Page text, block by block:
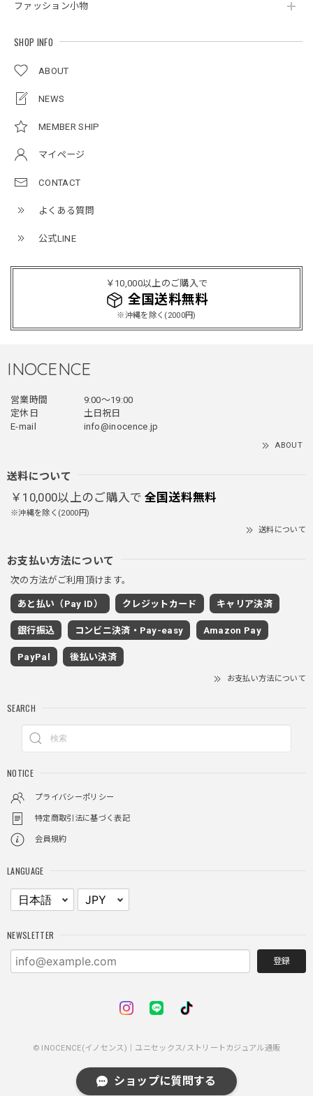
ファッション小物
SHOP INFO
ABOUT
NEWS
MEMBER SHIP
マイページ
CONTACT
よくある質問
公式LINE
￥10,000以上のご購入で
全国送料無料
※沖縄を除く(2000円)
ボタンアクセント ポロシャツ / Button Accent Polo Shirt
2025/12/24
レッドめちゃくちゃカッコイイし可愛いです！こういうのっ
てあまり他のお店で売ってないようなデザインだと思うので
買って良かったです！！ただ写真の通り袖の方が明らかに長
ブラック/L
2025/12/24
首しまる！ってなるから全部は閉めずに使うかも。 チャッ
2025/11/28
グレー/M
2025/11/28
着心地もいいしカジュアル味が出ていい
クロスチャーム ビーズウォレットチェーン / CROSS CHARM BEADS WALLET CHAIN
しっかりと重さがあるので安っぽくなく値段に見合ったクオ
リティ
身体のラインに沿って着れるため、印象がスラッとして見え
る。特に腕周りがいい感じ。
NCLLW ホイッスルネックレス / NCLLW Whistle Necklace
2025/11/28
INOCENCE
営業時間
9:00〜19:00
定休日
土日祝日
E-mail
info@inocence.jp
ABOUT
送料について
￥10,000以上のご購入で 全国送料無料
※沖縄を除く(2000円)
送料について
お支払い方法について
次の方法がご利用頂けます。
あと払い（Pay ID） クレジットカード キャリア決済
銀行振込 コンビニ決済・Pay-easy Amazon Pay
PayPal 後払い決済
お支払い方法について
SEARCH
NOTICE
プライバシーポリシー
特定商取引法に基づく表記
会員規約
LANGUAGE
NEWSLETTER
登録
© INOCENCE(イノセンス)｜ユニセックス/ストリートカジュアル通販
ショップに質問する